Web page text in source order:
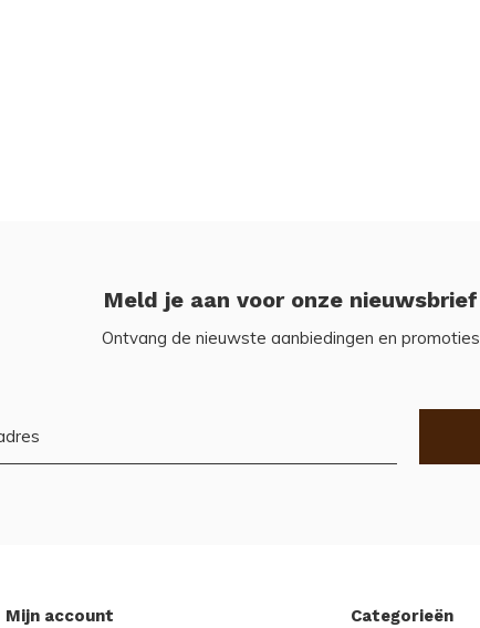
Meld je aan voor onze nieuwsbrief
Ontvang de nieuwste aanbiedingen en promoties
Mijn account Categorieën